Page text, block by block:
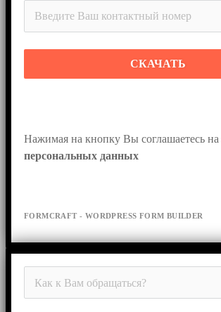
СКАЧАТЬ
персональных данных
FORMCRAFT - WORDPRESS FORM BUILDER